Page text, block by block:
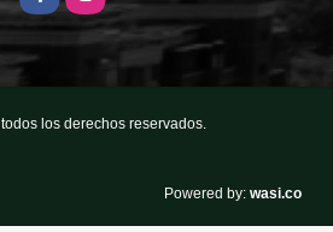
, todos los derechos reservados.
Powered by: wasi.co